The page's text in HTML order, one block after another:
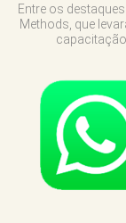
Entre os
Methods, que